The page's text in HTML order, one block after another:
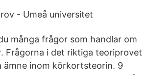
- Umeå universitet
många frågor som handlar om
Frågorna i det riktiga teoriprovet
ämne inom körkortsteorin. 9